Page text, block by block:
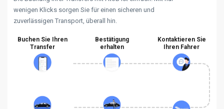
wenigen Klicks sorgen Sie für einen sicheren und
zuverlässigen Transport, überall hin.
Buchen Sie Ihren
Transfer
Bestätigung
erhalten
Kontaktieren Sie
Ihren Fahrer